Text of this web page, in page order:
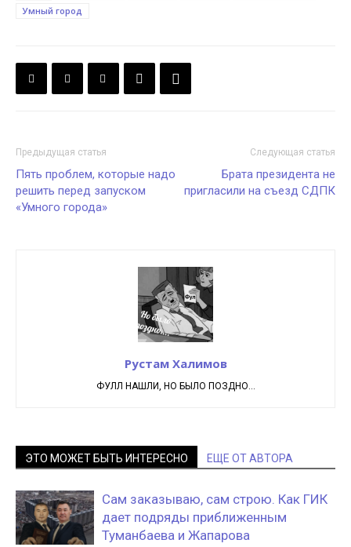
Умный город
Предыдущая статья
Пять проблем, которые надо
решить перед запуском
«Умного города»
Следующая статья
Брата президента не
пригласили на съезд СДПК
Рустам Халимов
ФУЛЛ НАШЛИ, НО БЫЛО ПОЗДНО...
ЭТО МОЖЕТ БЫТЬ ИНТЕРЕСНО ЕЩЕ ОТ АВТОРА
Сам заказываю, сам строю. Как ГИК
дает подряды приближенным
Туманбаева и Жапарова